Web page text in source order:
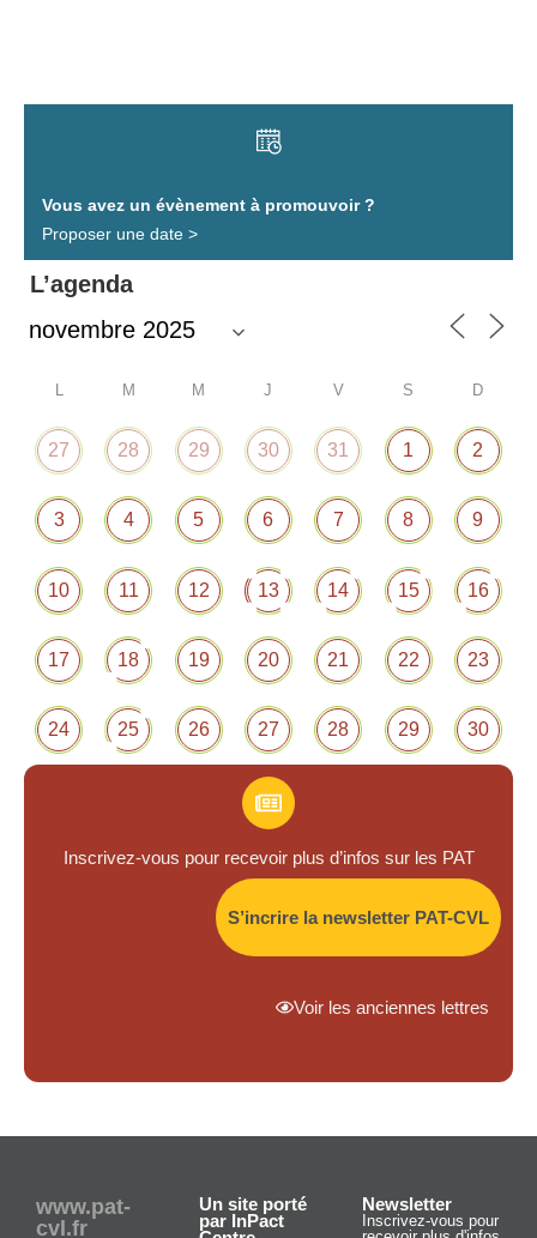
Vous avez un évènement à promouvoir​ ?
Proposer une date >
L’agenda
M M J V S D
27 28 29 30 31 1 2
3 4 5 6 7 8 9
10 11 12 13 14 15 16
17 18 19 20 21 22 23
24 25 26 27 28 29 30
Inscrivez-vous pour recevoir plus d’infos sur les PAT
S’incrire la newsletter PAT-CVL
Voir les anciennes lettres
www.pat-
cvl.fr
Un site porté
par InPact
Newsletter
Inscrivez-vous pour